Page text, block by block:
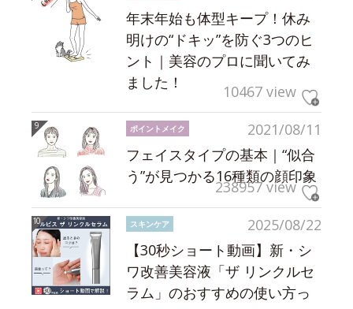
年末年始も体型キープ！休み
明けの“ドキッ”を防ぐ3つのヒ
ント｜美容のプロに聞いてみ
ました！
10467 view
2021/08/11
ポイントメイク
フェイスタイプの基本｜“似合
う”が見つかる16種類の顔印象
238957 view
2025/08/22
スキンケア
【30秒ショート動画】新・シ
ワ改善美容液「ザ リンクルセ
ラム」のおすすめの使い方っ